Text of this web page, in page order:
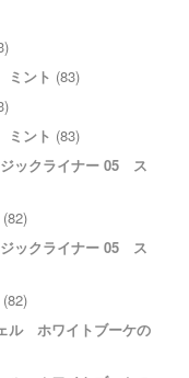
ント (83)
ント (83)
ックライナー 05 ス
(82)
ックライナー 05 ス
(82)
ル ホワイトブーケの